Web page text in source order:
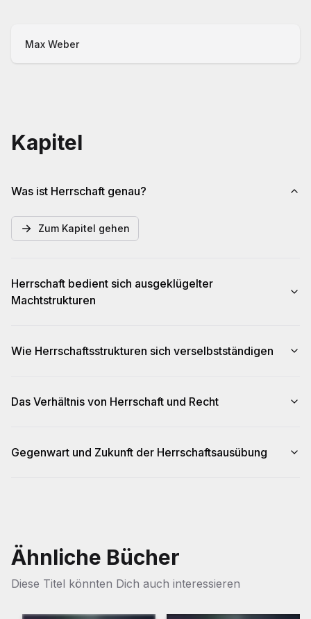
Max Weber
Kapitel
Was ist Herrschaft genau?
Zum Kapitel gehen
Herrschaft bedient sich ausgeklügelter
Machtstrukturen
Wie Herrschaftsstrukturen sich verselbstständigen
Das Verhältnis von Herrschaft und Recht
Gegenwart und Zukunft der Herrschaftsausübung
Ähnliche Bücher
Diese Titel könnten Dich auch interessieren